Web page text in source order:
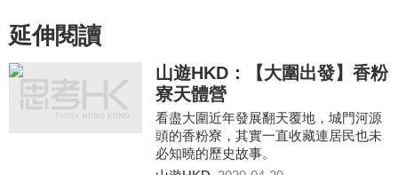
延伸閱讀
山遊HKD：【大圍出發】香粉
寮天體營
看盡大圍近年發展翻天覆地，城門河源
頭的香粉寮，其實一直收藏連居民也未
必知曉的歷史故事。